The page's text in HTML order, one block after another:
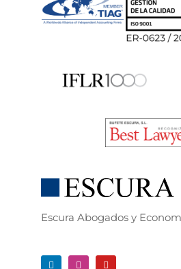
Escura Abogados y